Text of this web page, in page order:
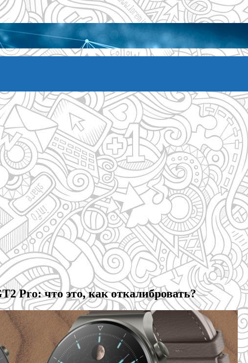
Pro: что это, как откалибровать?